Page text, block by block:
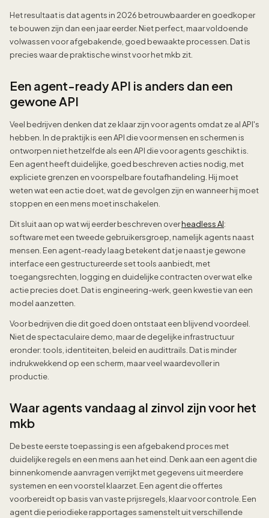
Het resultaat is dat agents in 2026 betrouwbaarder en goedkoper
te bouwen zijn dan een jaar eerder. Niet perfect, maar voldoende
volwassen voor afgebakende, goed bewaakte processen. Dat is
precies waar de praktische winst voor het mkb zit.
Een agent-ready API is anders dan een
gewone API
Veel bedrijven denken dat ze klaar zijn voor agents omdat ze al API's
hebben. In de praktijk is een API die voor mensen en schermen is
ontworpen niet hetzelfde als een API die voor agents geschikt is.
Een agent heeft duidelijke, goed beschreven acties nodig, met
expliciete grenzen en voorspelbare foutafhandeling. Hij moet
weten wat een actie doet, wat de gevolgen zijn en wanneer hij moet
stoppen en een mens moet inschakelen.
Dit sluit aan op wat wij eerder beschreven overheadless AI:
software met een tweede gebruikersgroep, namelijk agents naast
mensen. Een agent-ready laag betekent dat je naast je gewone
interface een gestructureerde set tools aanbiedt, met
toegangsrechten, logging en duidelijke contracten over wat elke
actie precies doet. Dat is engineering-werk, geen kwestie van een
model aanzetten.
Voor bedrijven die dit goed doen ontstaat een blijvend voordeel.
Niet de spectaculaire demo, maar de degelijke infrastructuur
eronder: tools, identiteiten, beleid en audittrails. Dat is minder
indrukwekkend op een scherm, maar veel waardevoller in
productie.
Waar agents vandaag al zinvol zijn voor het
mkb
De beste eerste toepassing is een afgebakend proces met
duidelijke regels en een mens aan het eind. Denk aan een agent die
binnenkomende aanvragen verrijkt met gegevens uit meerdere
systemen en een voorstel klaarzet. Een agent die offertes
voorbereidt op basis van vaste prijsregels, klaar voor controle. Een
agent die periodieke rapportages samenstelt uit verschillende